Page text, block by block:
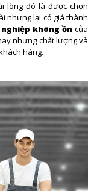
lòng đó là được chọn
nhưng lại có giá thành
không ồn của
nhưng chất lượng và
hàng.